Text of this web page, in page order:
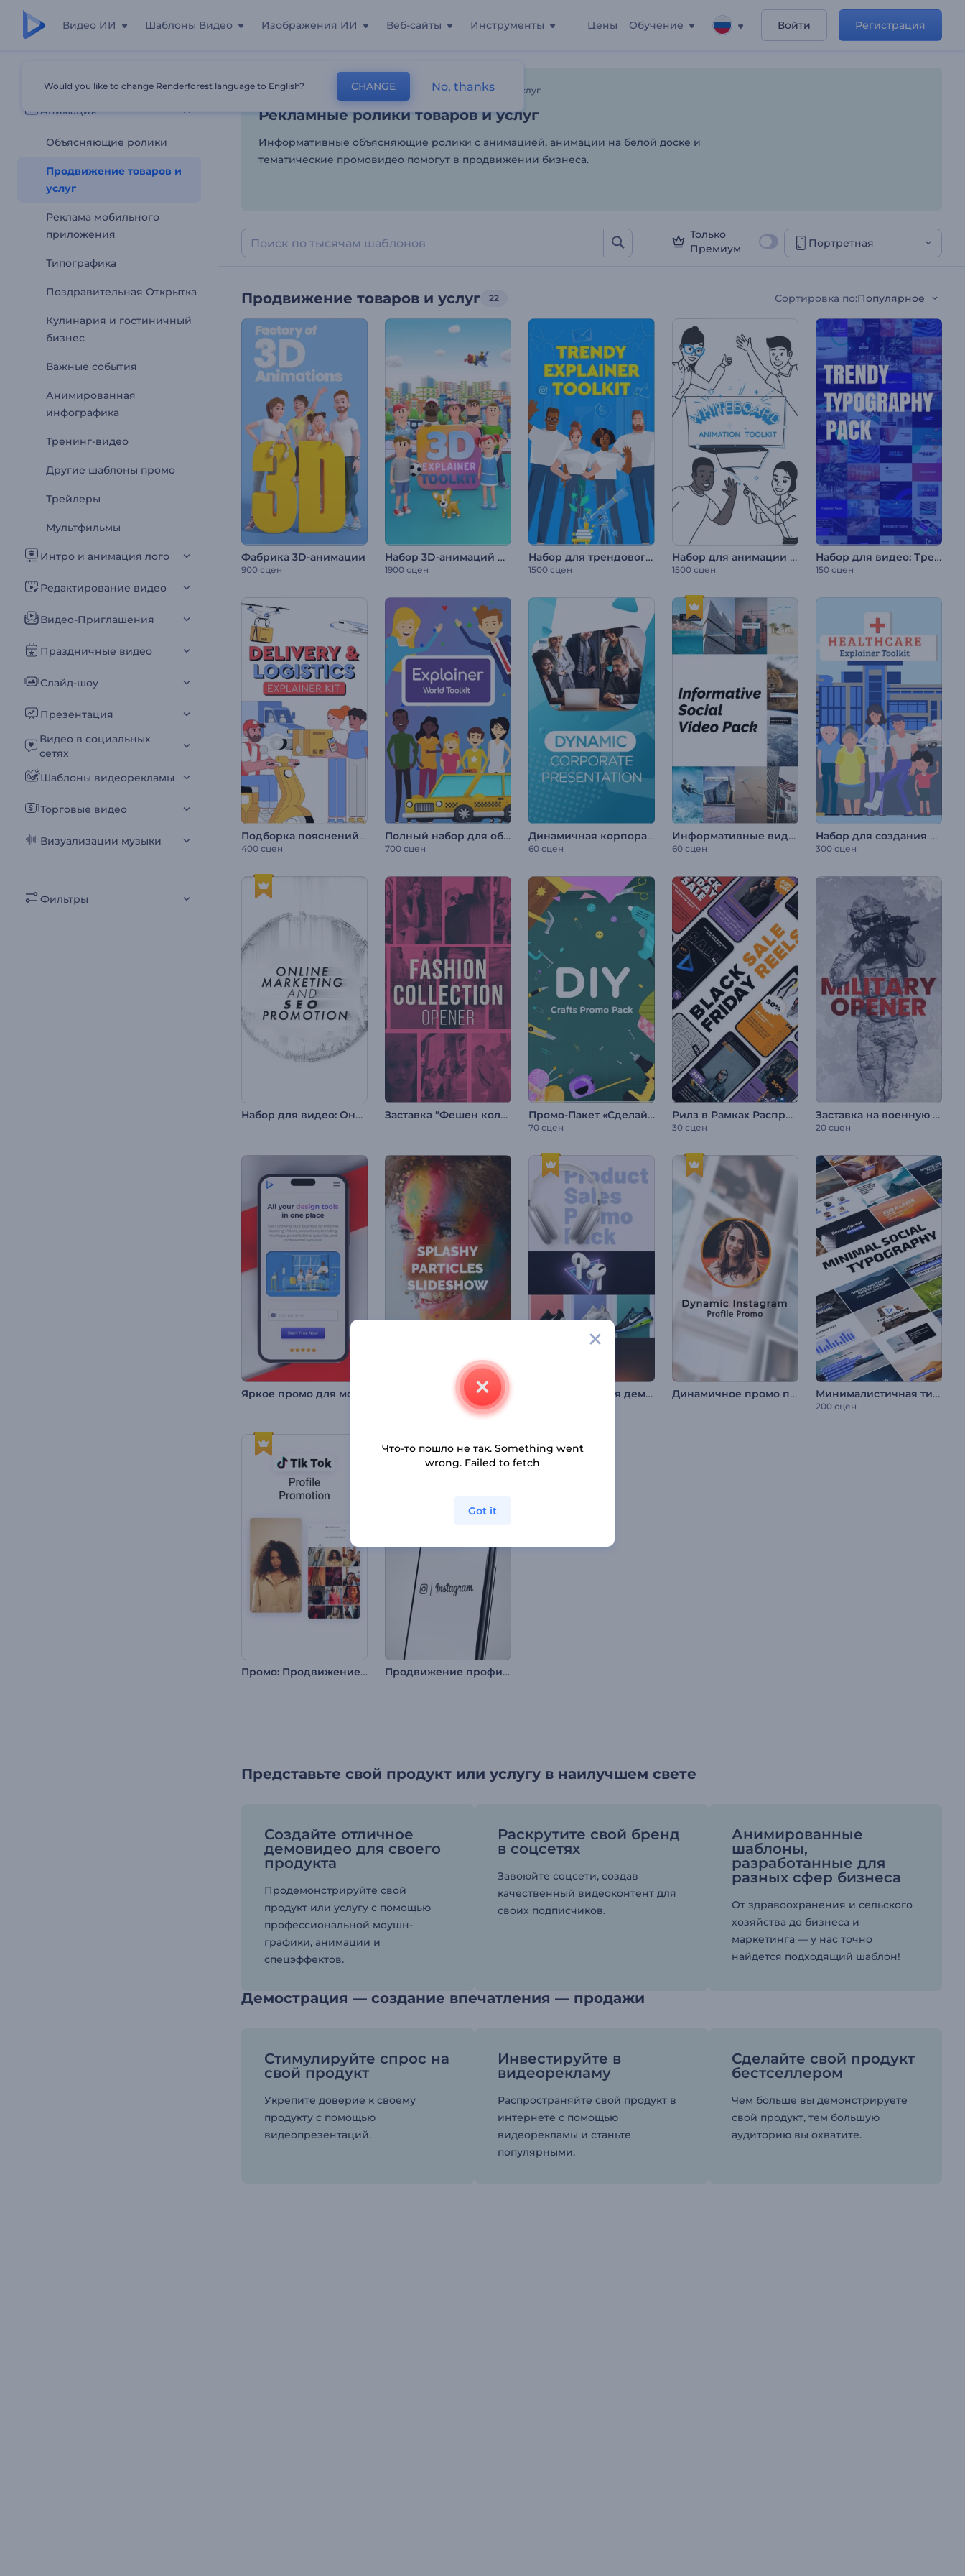
Видео ИИ Шаблоны Видео Изображения ИИ Веб-сайты Инструменты Цены Обучение Войти Регистрация
Все шаблоны
Анимация
Объясняющие ролики
Продвижение товаров и
услуг
Реклама мобильного
приложения
Типографика
Поздравительная Открытка
Кулинария и гостиничный
бизнес
Важные события
Анимированная
инфографика
Тренинг-видео
Другие шаблоны промо
Трейлеры
Мультфильмы
Интро и анимация лого
Редактирование видео
Видео-Приглашения
Праздничные видео
Слайд-шоу
Презентация
Видео в социальных
сетях
Шаблоны видеорекламы
Торговые видео
Визуализации музыки
Фильтры
Рекламные ролики товаров и услуг
Главная Шаблоны Анимация Продвижение Товаров И Услуг
Рекламные ролики товаров и услуг
Информативные объясняющие ролики с анимацией, анимации на белой доске и
тематические промовидео помогут в продвижении бизнеса.
Только
Премиум
Портретная
Продвижение товаров и услуг 22 Сортировка по:Популярное
Фабрика 3D-анимации
900 сцен
Набор 3D-анимаций для объясняющих роликов
1900 сцен
Набор для трендового объясняющего ролика
1500 сцен
Набор для анимации на белой доске
1500 сцен
Набор для видео: Трендовая типографика
150 сцен
Подборка пояснений по доставке и логистике
400 сцен
Полный набор для объясняющих видео
700 сцен
Динамичная корпоративная презентация
60 сцен
Информативные видео для соцсетей
60 сцен
Набор для создания видео: Медицина
300 сцен
Набор для видео: Онлайн-маркетинг и SEO Заставка "Фешен коллекция" Промо-Пакет «Сделай Сам»
70 сцен
Рилз в Рамках Распродажи "Черная пятница"
30 сцен
Заставка на военную тематику / День Победы
20 сцен
Слайд-шоу: Брызг из частиц Проморолик для демонстрации товаров Динамичное промо профиля Instagram Минималистичная типографика для соцсетей
200 сцен
Промо: Продвижение профиля в TikTok Продвижение профиля Instagram
Представьте свой продукт или услугу в наилучшем свете
Создайте отличное
демовидео для своего
продукта
Продемонстрируйте свой
продукт или услугу с помощью
профессиональной моушн-
графики, анимации и
спецэффектов.
Раскрутите свой бренд
в соцсетях
Завоюйте соцсети, создав
качественный видеоконтент для
своих подписчиков.
Анимированные
шаблоны,
разработанные для
разных сфер бизнеса
От здравоохранения и сельского
хозяйства до бизнеса и
маркетинга — у нас точно
найдется подходящий шаблон!
Демострация — создание впечатления — продажи
Стимулируйте спрос на
свой продукт
Укрепите доверие к своему
продукту с помощью
видеопрезентаций.
Инвестируйте в
видеорекламу
Распространяйте свой продукт в
интернете с помощью
видеорекламы и станьте
популярными.
Сделайте свой продукт
бестселлером
Чем больше вы демонстрируете
свой продукт, тем большую
аудиторию вы охватите.
Would you like to change Renderforest language to English? CHANGE No, thanks
Что-то пошло не так. Something went
wrong. Failed to fetch
Got it